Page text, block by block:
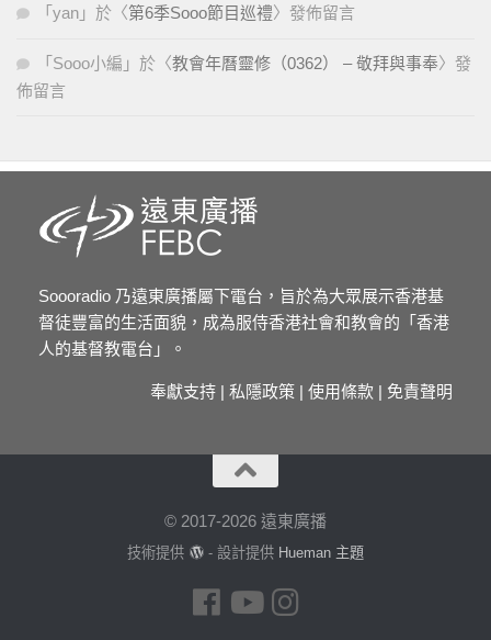
「 yan 」於〈第6季Sooo節目巡禮〉發佈留言
「 Sooo小編 」於〈教會年曆靈修（0362） – 敬拜與事奉〉發
佈留言
Soooradio 乃遠東廣播屬下電台，旨於為大眾展示香港基
督徒豐富的生活面貌，成為服侍香港社會和教會的「香港
人的基督教電台」。
奉獻支持 | 私隱政策 | 使用條款 | 免責聲明
© 2017-2026 遠東廣播
技術提供 - 設計提供 Hueman 主題